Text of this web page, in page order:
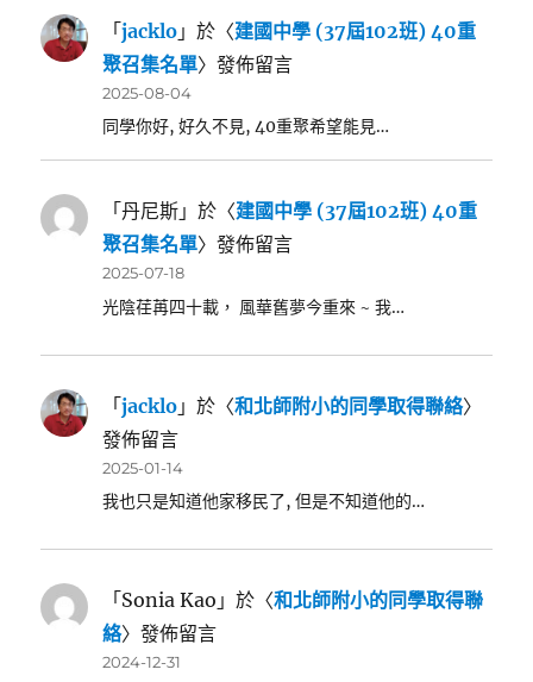
「jacklo 」於〈建國中學 (37屆102班) 40重
聚召集名單〉發佈留言
2025-08-04
同學你好, 好久不見, 40重聚希望能見…
「丹尼斯 」於〈建國中學 (37屆102班) 40重
聚召集名單〉發佈留言
2025-07-18
光陰荏苒四十載， 風華舊夢今重來 ~ 我…
「jacklo 」於〈和北師附小的同學取得聯絡〉
發佈留言
2025-01-14
我也只是知道他家移民了, 但是不知道他的…
「Sonia Kao 」於〈和北師附小的同學取得聯
絡〉發佈留言
2024-12-31